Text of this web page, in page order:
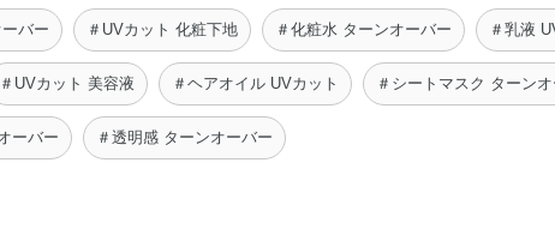
バー ＃UVカット 化粧下地 ＃化粧水 ターンオーバー ＃乳液
＃UVカット 美容液 ＃ヘアオイル UVカット ＃シートマスク ターン
ーバー ＃透明感 ターンオーバー